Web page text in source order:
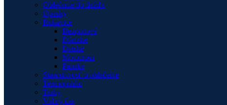
Oblečenie do dažďa
Opasky
Rukavice
Bezprstové
Dámske
Detské
Motocross
Pánske
Starostlivosť o oblečenie
Termoprádlo
Traky
Voľný čas